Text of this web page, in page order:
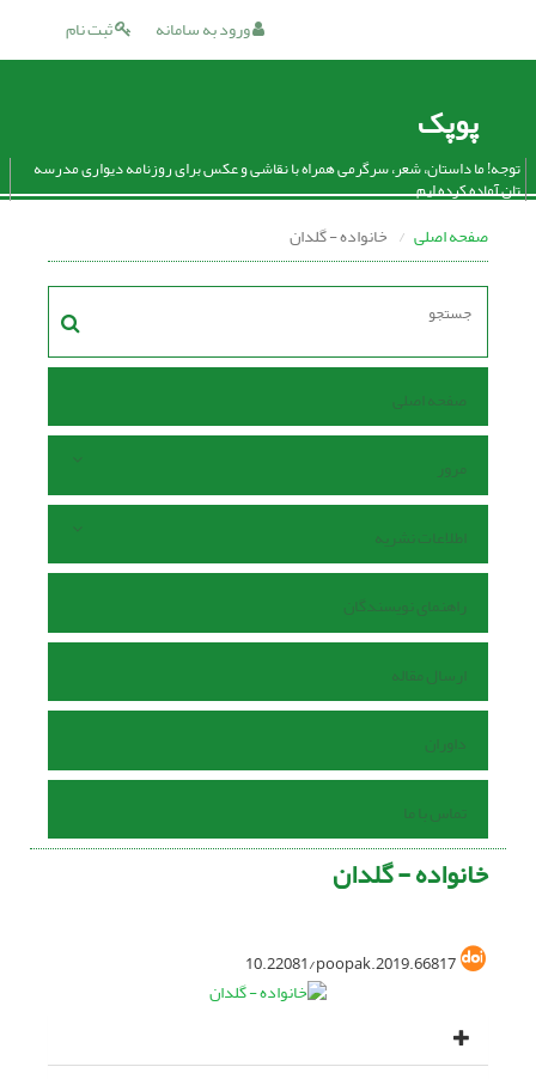
ثبت نام ورود به سامانه
پوپک
توجه! ما داستان، شعر، سرگرمی همراه با نقاشی و عکس برای روزنامه دیواری مدرسه
تان آماده کرده ایم.
صفحه اصلی خانواده - گلدان
صفحه اصلی
مرور
اطلاعات نشریه
راهنمای نویسندگان
ارسال مقاله
داوران
تماس با ما
خانواده - گلدان
10.22081/poopak.2019.66817